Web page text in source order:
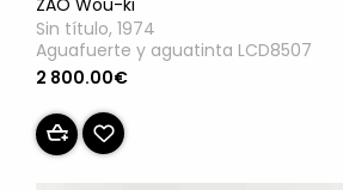
ZAO Wou-ki
Sin título, 1974
Aguafuerte y aguatinta LCD8507
2 800.00€